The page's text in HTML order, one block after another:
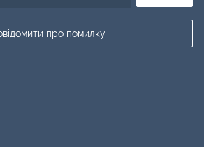
про помилку